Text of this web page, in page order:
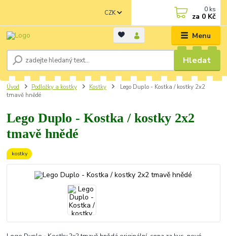
Menu
CZK
Hledat
0 ks
za 0 Kč
Úvod Podložky a kostky Kostky
Lego Duplo - Kostka / kostky 2x2
tmavě hnědé
Lego Duplo - Kostka / kostky 2x2
tmavě hnědé
kostky